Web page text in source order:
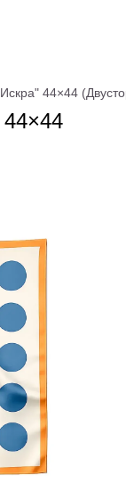
44×44